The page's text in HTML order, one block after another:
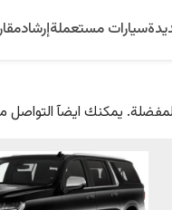
سيارات مستعملةإرشاد
يمكنك ايضآ